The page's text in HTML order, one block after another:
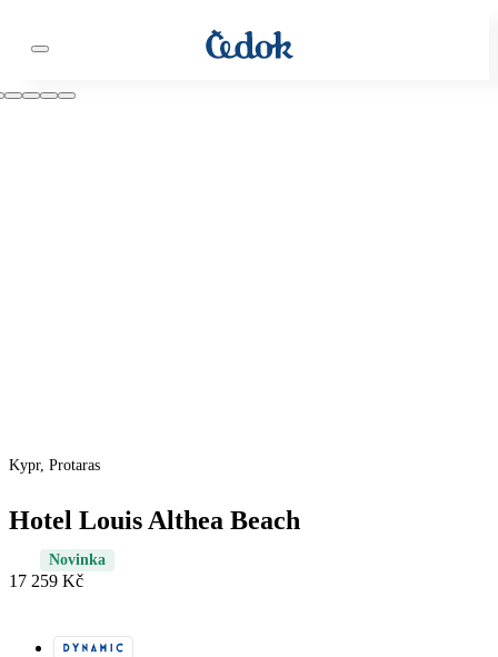
Kypr, Protaras
Hotel Louis Althea Beach
Novinka
17 259 Kč